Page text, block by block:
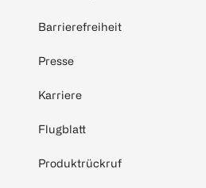
Barrierefreiheit
Presse
Karriere
Flugblatt
Produktrückruf